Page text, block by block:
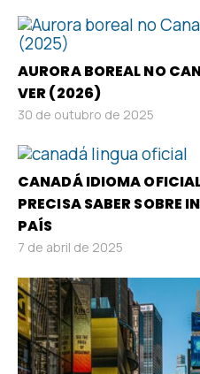
AURORA BOREAL NO
VER (2026)
30 de outubro de 2025
CANADÁ IDIOMA
PRECISA SABER SOBRE
PAÍS
7 de abril de 2025